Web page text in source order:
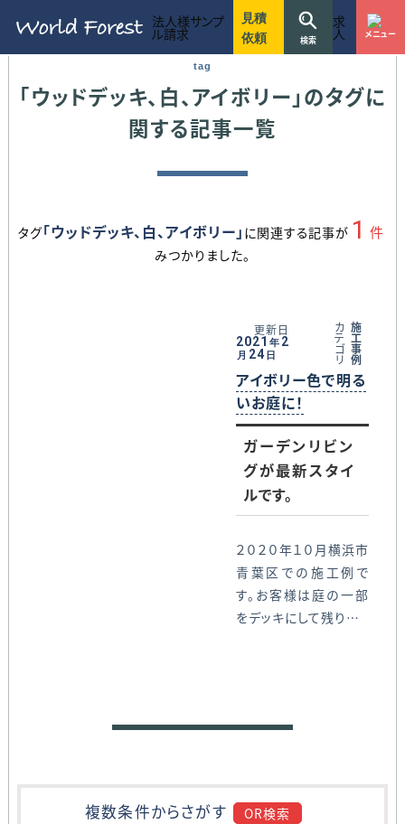
法人様サンプ
ル請求
見積
依頼
検索
求
人 メニュー
ウッドデッキ施工のワールドフォレスト ウッドデッキ、白、アイボリー
tag
「ウッドデッキ、白、アイボリー」のタグに
関する記事一覧
タグ「ウッドデッキ、白、アイボリー」 に関連する記事が 1 件
みつかりました。
更新日
2021 年 2
月 24 日
カ
テ
ゴ
リ
施
工
事
例
アイボリー色で明る
いお庭に！
ガーデンリビン
グが最新スタイ
ルです。
２０２０年１０月横浜市
青葉区での施工例で
す。お客様は庭の一部
をデッキにして残り…
複数条件からさがす OR検索